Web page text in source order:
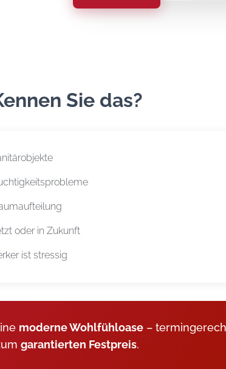
Sie das?
oder in Zukunft
ist stressig
moderne Wohlfühloase –
garantierten Festpreis.